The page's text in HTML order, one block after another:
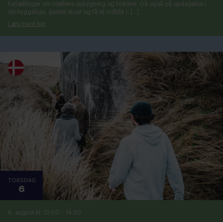
fortællinger om møllens opbygning og historie. Gå også på opdagelse i
de hyggelige, gamle stuer og få et indblik i, […]
Læs mere her
TORSDAG
6
6. august kl. 13:00 - 14:30